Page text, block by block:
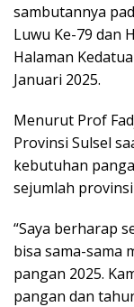
sambutannya
Luwu Ke-79 dan
Halaman
Januari 2025.
Menurut Prof
Provinsi Sulsel
kebutuhan
sejumlah
“Saya berharap
bisa sama-sama
pangan 2025.
pangan dan